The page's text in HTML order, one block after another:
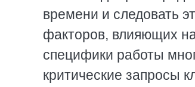
времени и следовать
факторов, влияющих
специфики работы
критические запросы